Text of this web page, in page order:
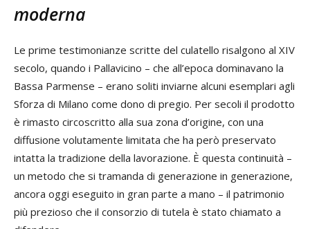
moderna
Le prime testimonianze scritte del culatello risalgono al XIV
secolo, quando i Pallavicino – che all’epoca dominavano la
Bassa Parmense – erano soliti inviarne alcuni esemplari agli
Sforza di Milano come dono di pregio. Per secoli il prodotto
è rimasto circoscritto alla sua zona d’origine, con una
diffusione volutamente limitata che ha però preservato
intatta la tradizione della lavorazione. È questa continuità –
un metodo che si tramanda di generazione in generazione,
ancora oggi eseguito in gran parte a mano – il patrimonio
più prezioso che il consorzio di tutela è stato chiamato a